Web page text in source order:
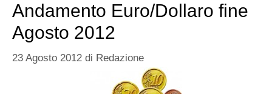
Andamento Euro/Dollaro fine
Agosto 2012
23 Agosto 2012 di Redazione